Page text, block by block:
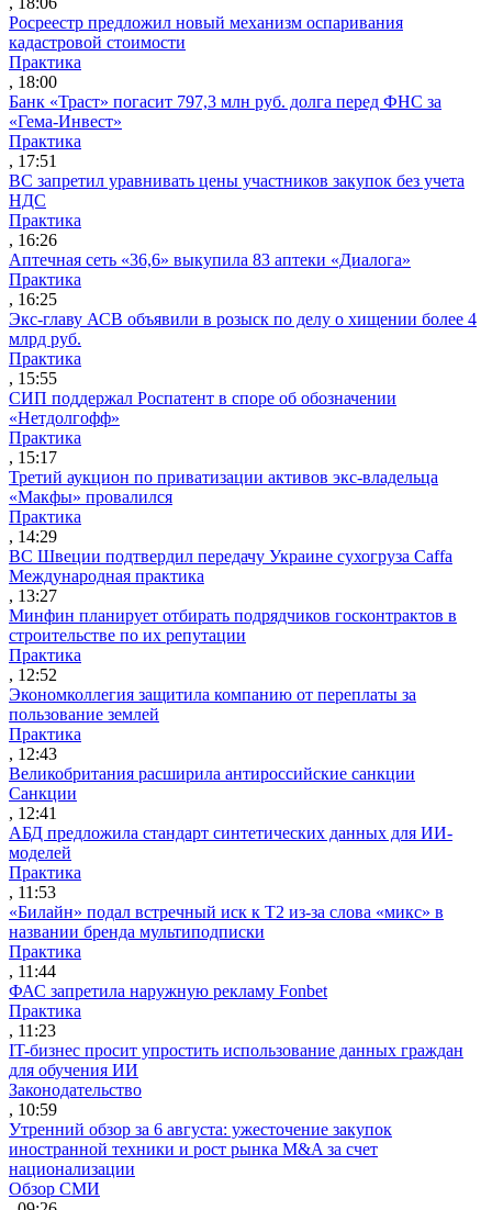
Росреестр предложил новый механизм оспаривания
кадастровой стоимости
Практика
, 18:00
Банк «Траст» погасит 797,3 млн руб. долга перед ФНС за
«Гема-Инвест»
Практика
, 17:51
ВС запретил уравнивать цены участников закупок без учета
НДС
Практика
, 16:26
Аптечная сеть «36,6» выкупила 83 аптеки «Диалога»
Практика
, 16:25
Экс-главу АСВ объявили в розыск по делу о хищении более 4
млрд руб.
Практика
, 15:55
СИП поддержал Роспатент в споре об обозначении
«Нетдолгофф»
Практика
, 15:17
Третий аукцион по приватизации активов экс-владельца
«Макфы» провалился
Практика
, 14:29
ВС Швеции подтвердил передачу Украине сухогруза Caffa
Международная практика
, 13:27
Минфин планирует отбирать подрядчиков госконтрактов в
строительстве по их репутации
Практика
, 12:52
Экономколлегия защитила компанию от переплаты за
пользование землей
Практика
, 12:43
Великобритания расширила антироссийские санкции
Санкции
, 12:41
АБД предложила стандарт синтетических данных для ИИ-
моделей
Практика
, 11:53
«Билайн» подал встречный иск к Т2 из-за слова «микс» в
названии бренда мультиподписки
Практика
, 11:44
ФАС запретила наружную рекламу Fonbet
Практика
, 11:23
IT-бизнес просит упростить использование данных граждан
для обучения ИИ
Законодательство
, 10:59
Утренний обзор за 6 августа: ужесточение закупок
иностранной техники и рост рынка M&A за счет
национализации
Обзор СМИ